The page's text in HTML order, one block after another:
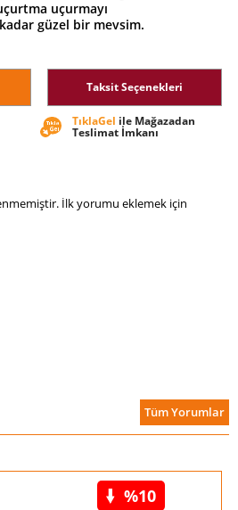
uçurmayı
güzel bir mevsim.
Taksit Seçenekleri
TıklaGel ile Mağazadan
Teslimat İmkanı
İlk yorumu eklemek için
Tüm Yorumlar
%10